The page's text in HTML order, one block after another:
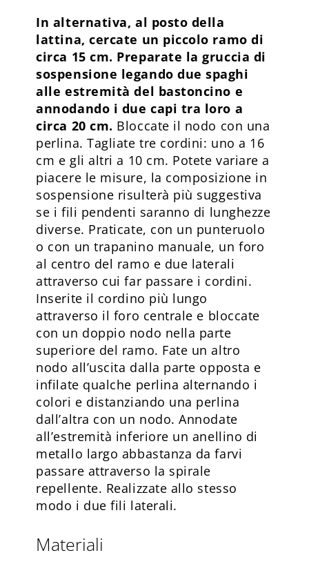
In alternativa, al posto della
lattina, cercate un piccolo ramo di
circa 15 cm. Preparate la gruccia di
sospensione legando due spaghi
alle estremità del bastoncino e
annodando i due capi tra loro a
circa 20 cm. Bloccate il nodo con una
perlina. Tagliate tre cordini: uno a 16
cm e gli altri a 10 cm. Potete variare a
piacere le misure, la composizione in
sospensione risulterà più suggestiva
se i fili pendenti saranno di lunghezze
diverse. Praticate, con un punteruolo
o con un trapanino manuale, un foro
al centro del ramo e due laterali
attraverso cui far passare i cordini.
Inserite il cordino più lungo
attraverso il foro centrale e bloccate
con un doppio nodo nella parte
superiore del ramo. Fate un altro
nodo all’uscita dalla parte opposta e
infilate qualche perlina alternando i
colori e distanziando una perlina
dall’altra con un nodo. Annodate
all’estremità inferiore un anellino di
metallo largo abbastanza da farvi
passare attraverso la spirale
repellente. Realizzate allo stesso
modo i due fili laterali.
Materiali